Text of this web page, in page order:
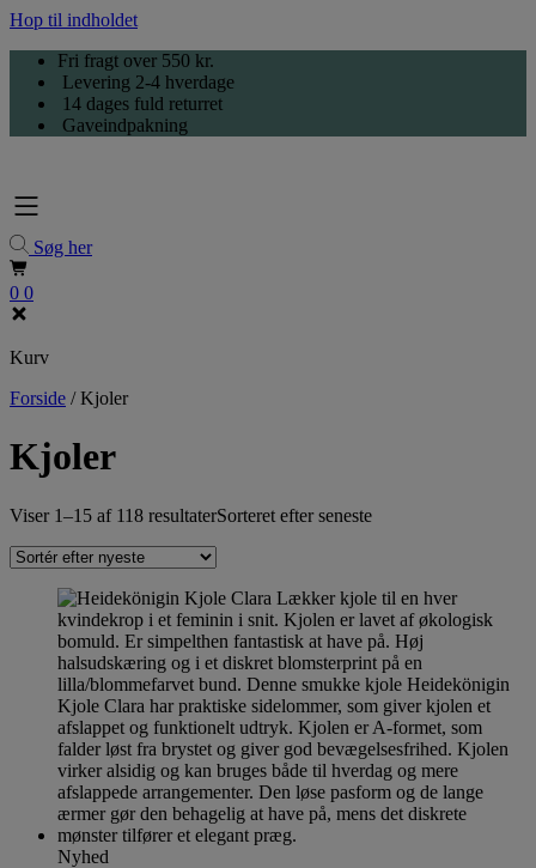
Hop til indholdet
Fri fragt over 550 kr.
Levering 2-4 hverdage
14 dages fuld returret
Gaveindpakning
Søg her
0 0
Kurv
Forside /Kjoler
Kjoler
Viser 1–15 af 118 resultaterSorteret efter seneste
Nyhed